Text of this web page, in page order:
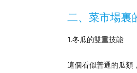
二、菜市場裏
1.冬瓜的雙重技能
這個看似普通的瓜類